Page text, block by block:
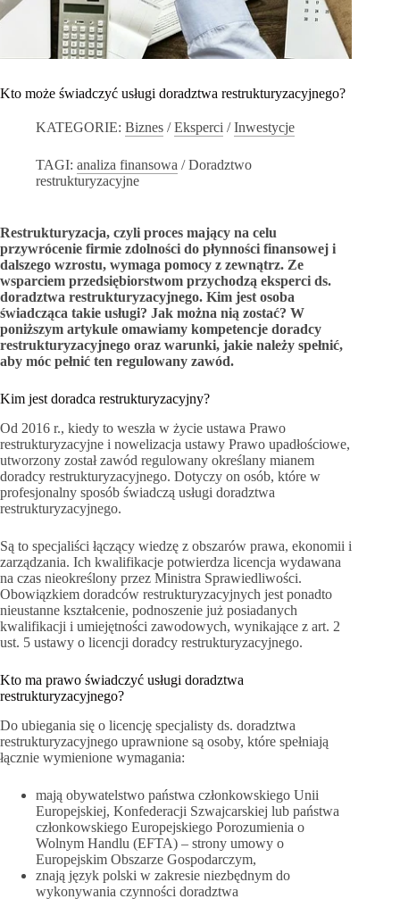
Kto może świadczyć usługi doradztwa restrukturyzacyjnego?
KATEGORIE: Biznes /Eksperci /Inwestycje
TAGI: analiza finansowa /Doradztwo
restrukturyzacyjne
Restrukturyzacja, czyli proces mający na celu
przywrócenie firmie zdolności do płynności finansowej i
dalszego wzrostu, wymaga pomocy z zewnątrz. Ze
wsparciem przedsiębiorstwom przychodzą eksperci ds.
doradztwa restrukturyzacyjnego. Kim jest osoba
świadcząca takie usługi? Jak można nią zostać? W
poniższym artykule omawiamy kompetencje doradcy
restrukturyzacyjnego oraz warunki, jakie należy spełnić,
aby móc pełnić ten regulowany zawód.
Kim jest doradca restrukturyzacyjny?
Od 2016 r., kiedy to weszła w życie ustawa Prawo
restrukturyzacyjne i nowelizacja ustawy Prawo upadłościowe,
utworzony został zawód regulowany określany mianem
doradcy restrukturyzacyjnego. Dotyczy on osób, które w
profesjonalny sposób świadczą usługi doradztwa
restrukturyzacyjnego.
Są to specjaliści łączący wiedzę z obszarów prawa, ekonomii i
zarządzania. Ich kwalifikacje potwierdza licencja wydawana
na czas nieokreślony przez Ministra Sprawiedliwości.
Obowiązkiem doradców restrukturyzacyjnych jest ponadto
nieustanne kształcenie, podnoszenie już posiadanych
kwalifikacji i umiejętności zawodowych, wynikające z art. 2
ust. 5 ustawy o licencji doradcy restrukturyzacyjnego.
Kto ma prawo świadczyć usługi doradztwa
restrukturyzacyjnego?
Do ubiegania się o licencję specjalisty ds. doradztwa
restrukturyzacyjnego uprawnione są osoby, które spełniają
łącznie wymienione wymagania:
mają obywatelstwo państwa członkowskiego Unii
Europejskiej, Konfederacji Szwajcarskiej lub państwa
członkowskiego Europejskiego Porozumienia o
Wolnym Handlu (EFTA) – strony umowy o
Europejskim Obszarze Gospodarczym,
znają język polski w zakresie niezbędnym do
wykonywania czynności doradztwa